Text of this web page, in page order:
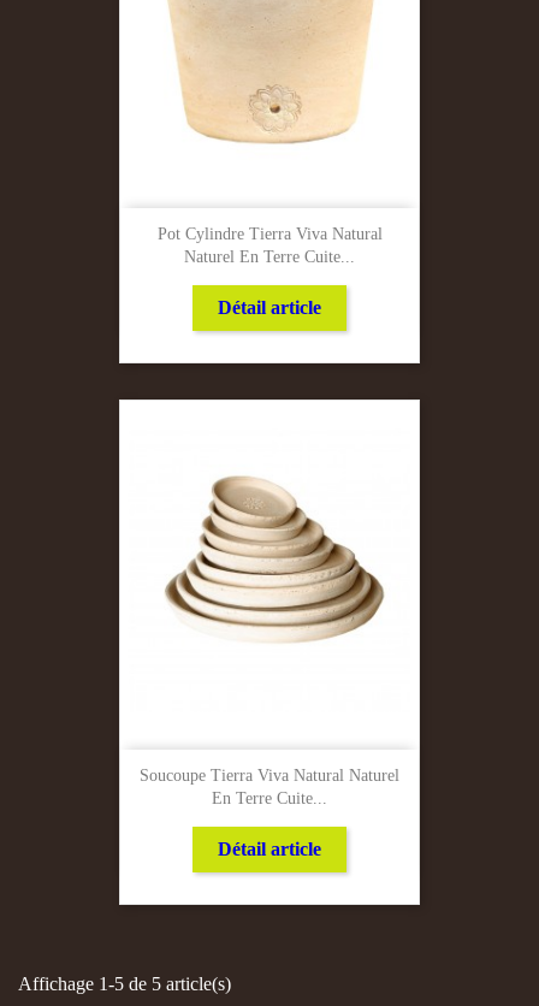
Pot Cylindre Tierra Viva Natural
Naturel En Terre Cuite...
Détail article
Soucoupe Tierra Viva Natural Naturel
En Terre Cuite...
Détail article
Affichage 1-5 de 5 article(s)